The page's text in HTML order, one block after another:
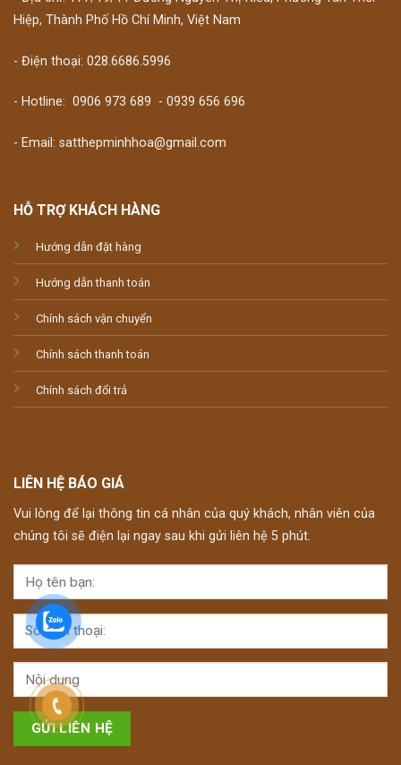
Hiệp, Thành Phố Hồ Chí Minh, Việt Nam
- Điện thoại: 028.6686.5996
- Hotline: 0906 973 689 - 0939 656 696
- Email: satthepminhhoa@gmail.com
HỖ TRỢ KHÁCH HÀNG
Hướng dẫn đặt hàng
Hướng dẫn thanh toán
Chính sách vận chuyển
Chính sách thanh toán
Chính sách đổi trả
LIÊN HỆ BÁO GIÁ
Vui lòng để lại thông tin cá nhân của quý khách, nhân viên của
chúng tôi sẽ điện lại ngay sau khi gửi liên hệ 5 phút.